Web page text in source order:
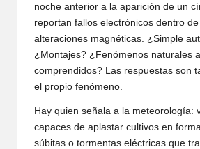
noche anterior a la aparición de un
reportan fallos electrónicos dentro
alteraciones magnéticas. ¿Simple
¿Montajes? ¿Fenómenos naturales
comprendidos? Las respuestas son
el propio fenómeno.
Hay quien señala a la meteorología:
capaces de aplastar cultivos en
súbitas o tormentas eléctricas que